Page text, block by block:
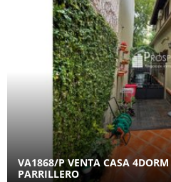
VA1868/P VENTA CASA 4DORM
PARRILLERO